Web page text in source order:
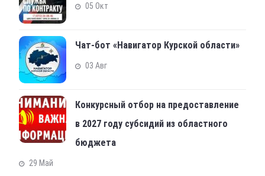
05 Окт
Чат-бот «Навигатор Курской области»
03 Авг
Конкурсный отбор на предоставление
в 2027 году субсидий из областного
бюджета
29 Май